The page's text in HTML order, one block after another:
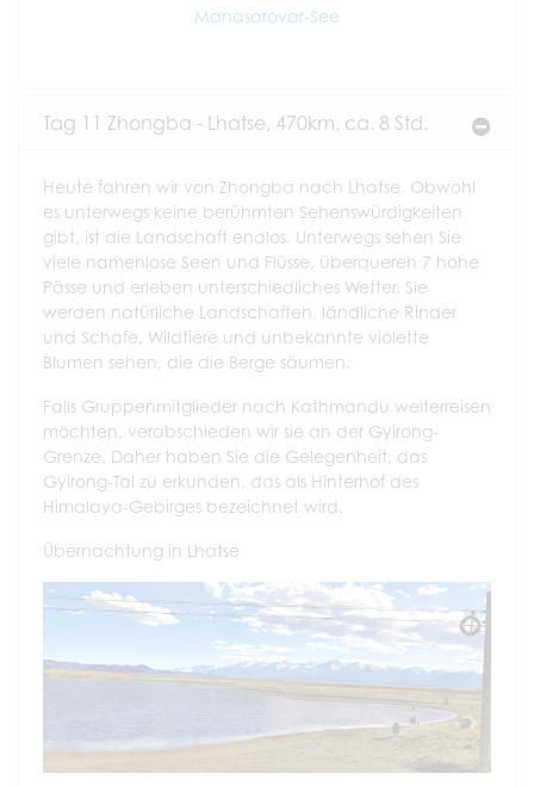
Manasarovar-See
Tag 11 Zhongba - Lhatse, 470km, ca. 8 Std.
Heute fahren wir von Zhongba nach Lhatse. Obwohl
es unterwegs keine berühmten Sehenswürdigkeiten
gibt, ist die Landschaft endlos. Unterwegs sehen Sie
viele namenlose Seen und Flüsse, überqueren 7 hohe
Pässe und erleben unterschiedliches Wetter. Sie
werden natürliche Landschaften, ländliche Rinder
und Schafe, Wildtiere und unbekannte violette
Blumen sehen, die die Berge säumen.
Falls Gruppenmitglieder nach Kathmandu weiterreisen
möchten, verabschieden wir sie an der Gyirong-
Grenze. Daher haben Sie die Gelegenheit, das
Gyirong-Tal zu erkunden, das als Hinterhof des
Himalaya-Gebirges bezeichnet wird.
Übernachtung in Lhatse